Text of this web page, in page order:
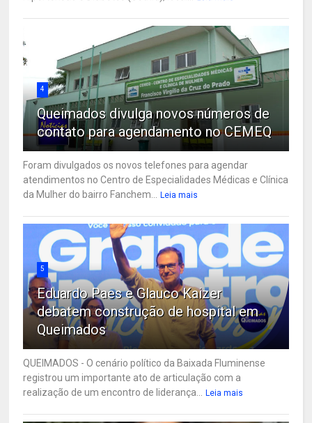
4
Queimados divulga novos números de
contato para agendamento no CEMEQ
Foram divulgados os novos telefones para agendar
atendimentos no Centro de Especialidades Médicas e Clínica
da Mulher do bairro Fanchem...
Leia mais
5
Eduardo Paes e Glauco Kaizer
debatem construção de hospital em
Queimados
QUEIMADOS - O cenário político da Baixada Fluminense
registrou um importante ato de articulação com a
realização de um encontro de liderança...
Leia mais